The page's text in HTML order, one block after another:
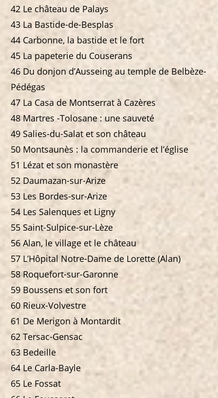
42 Le château de Palays
43 La Bastide-de-Besplas
44 Carbonne, la bastide et le fort
45 La papeterie du Couserans
46 Du donjon d’Ausseing au temple de Belbèze-
Pédégas
47 La Casa de Montserrat à Cazères
48 Martres -Tolosane : une sauveté
49 Salies-du-Salat et son château
50 Montsaunès : la commanderie et l’église
51 Lézat et son monastère
52 Daumazan-sur-Arize
53 Les Bordes-sur-Arize
54 Les Salenques et Ligny
55 Saint-Sulpice-sur-Lèze
56 Alan, le village et le château
57 L’Hôpital Notre-Dame de Lorette (Alan)
58 Roquefort-sur-Garonne
59 Boussens et son fort
60 Rieux-Volvestre
61 De Merigon à Montardit
62 Tersac-Gensac
63 Bedeille
64 Le Carla-Bayle
65 Le Fossat